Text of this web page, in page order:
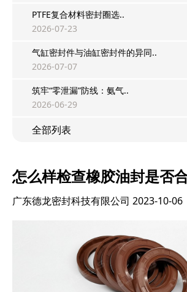
PTFE复合材料密封圈选..
2026-07-23
气缸密封件与油缸密封件的异同..
2026-07-07
筑牢“零泄漏”防线：氨气..
2026-06-29
全部列表
怎么样检查橡胶油封是否
广东德龙密封科技有限公司 2023-10-06